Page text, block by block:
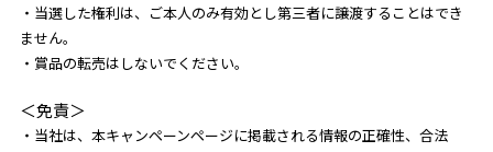
・当選した権利は、ご本人のみ有効とし第三者に譲渡することはでき
ません。
・賞品の転売はしないでください。
＜免責＞
・当社は、本キャンペーンページに掲載される情報の正確性、合法